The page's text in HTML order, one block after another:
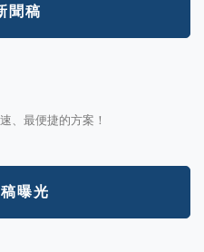
聞稿
、最便捷的方案！
曝光